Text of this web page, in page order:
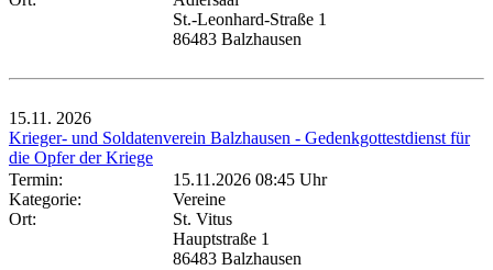
St.-Leonhard-Straße 1
86483 Balzhausen
15.11. 2026
Krieger- und Soldatenverein Balzhausen - Gedenkgottestdienst für
die Opfer der Kriege
Termin:
15.11.2026 08:45 Uhr
Kategorie:
Vereine
Ort:
St. Vitus
Hauptstraße 1
86483 Balzhausen